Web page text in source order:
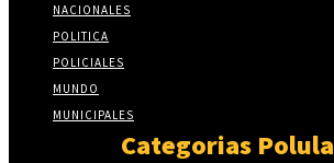
NACIONALES
POLITICA
POLICIALES
MUNDO
MUNICIPALES
Categorias